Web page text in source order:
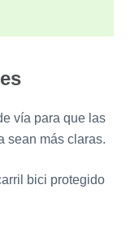
vía para que las
sean más claras.
bici protegido